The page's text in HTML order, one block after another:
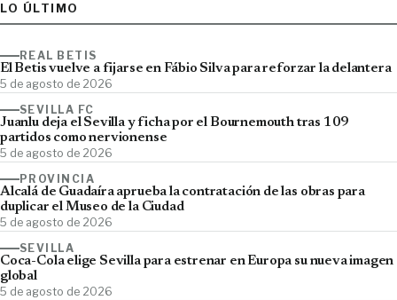
LO ÚLTIMO
REAL BETIS
El Betis vuelve a fijarse en Fábio Silva para reforzar la delantera
5 de agosto de 2026
SEVILLA FC
Juanlu deja el Sevilla y ficha por el Bournemouth tras 109
partidos como nervionense
5 de agosto de 2026
PROVINCIA
Alcalá de Guadaíra aprueba la contratación de las obras para
duplicar el Museo de la Ciudad
5 de agosto de 2026
SEVILLA
Coca-Cola elige Sevilla para estrenar en Europa su nueva imagen
global
5 de agosto de 2026